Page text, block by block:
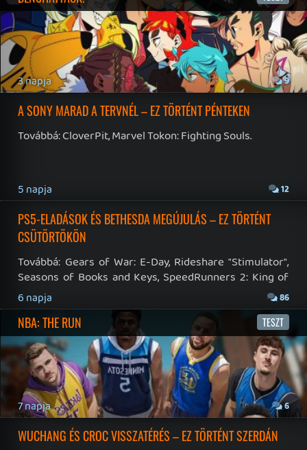
Hírek | Cikkek | Podcastok | Blogok |
Gaming Fórum | Offtopic Fórum
RSS Blog RSS | Podcast RSS |
Instagram | Youtube | Facebook |
Twitter
| Patreon